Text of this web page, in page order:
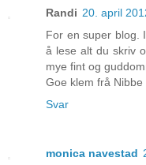
Randi 20. april
For en super blog.
å lese alt du skriv
mye fint og
Goe klem frå Nibbe
Svar
monica navestad